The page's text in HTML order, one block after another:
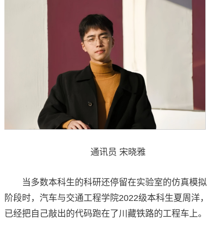
通讯员 宋晓雅
当多数本科生的科研还停留在实验室的仿真模拟
阶段时，汽车与交通工程学院2022级本科生夏周洋，
已经把自己敲出的代码跑在了川藏铁路的工程车上。